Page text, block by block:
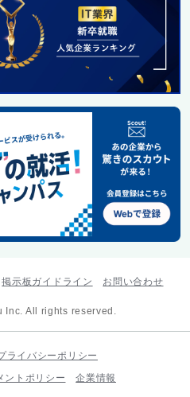
掲示板ガイドライン お問い合わせ
All rights reserved.
ライバシーポリシー
ントポリシー
企業情報